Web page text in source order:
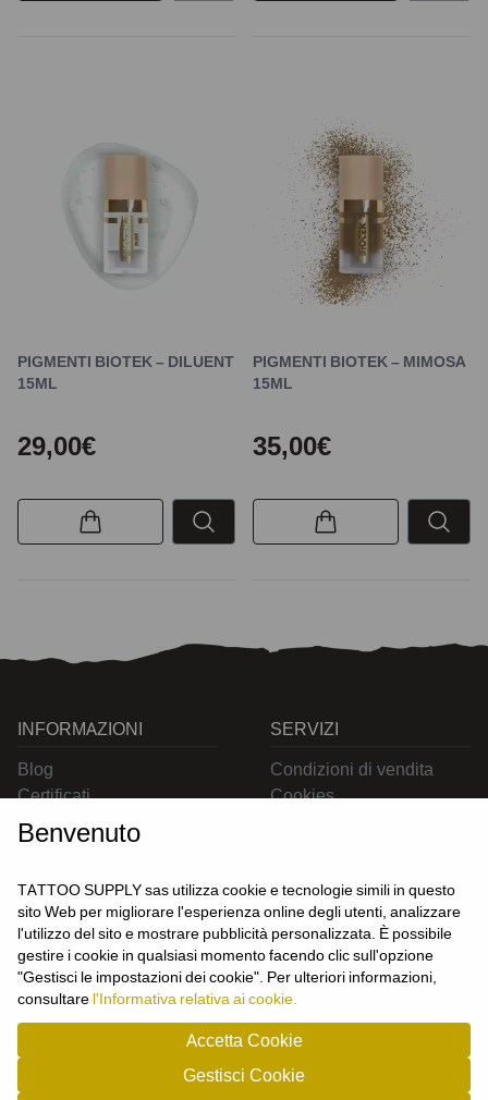
PIGMENTI BIOTEK – DILUENT
15ML
29,00€
PIGMENTI BIOTEK – MIMOSA
15ML
35,00€
CONTATTACI
INFORMAZIONI
Blog
Certificati
Contatti
SERVIZI
Condizioni di vendita
Cookies
UTENTE
Login
Registrati
Benvenuto
TATTOO SUPPLY sas utilizza cookie e tecnologie simili in questo
sito Web per migliorare l'esperienza online degli utenti, analizzare
l'utilizzo del sito e mostrare pubblicità personalizzata. È possibile
gestire i cookie in qualsiasi momento facendo clic sull'opzione
"Gestisci le impostazioni dei cookie". Per ulteriori informazioni,
consultare l'Informativa relativa ai cookie.
Accetta Cookie
Gestisci Cookie